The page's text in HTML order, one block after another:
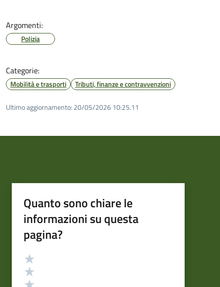
Argomenti:
Polizia
Categorie:
Mobilità e trasporti Tributi, finanze e contravvenzioni
Ultimo aggiornamento: 20/05/2026 10:25.11
Quanto sono chiare le
informazioni su questa
pagina?
Valutazione